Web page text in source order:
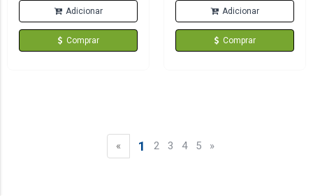
Adicionar
Comprar
Adicionar
Comprar
« 1 2 3 4 5 »